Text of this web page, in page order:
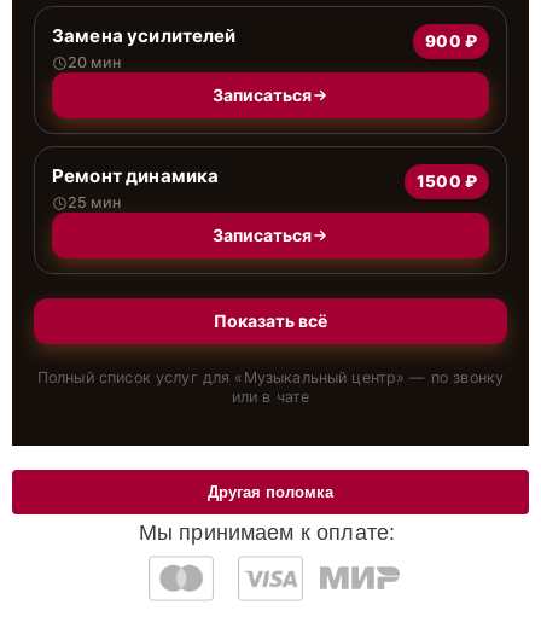
Замена усилителей
20 мин
900 ₽
Записаться
Ремонт динамика
25 мин
1500 ₽
Записаться
Показать всё
Полный список услуг для « Музыкальный центр» — по звонку
или в чате
Мы принимаем к оплате:
Другая поломка